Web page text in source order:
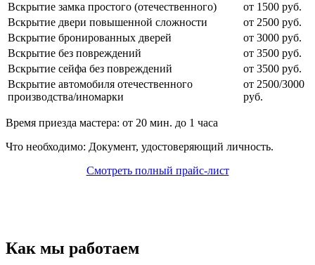
Вскрытие замка простого (отечественного)
от 1500 руб.
Вскрытие двери повышенной сложности
от 2500 руб.
Вскрытие бронированных дверей
от 3000 руб.
Вскрытие без повреждений
от 3500 руб.
Вскрытие сейфа без повреждений
от 3500 руб.
Вскрытие автомобиля отечественного
производства/иномарки
от 2500/3000
руб.
Время приезда мастера: от 20 мин. до 1 часа
Что необходимо: Документ, удостоверяющий личность.
Смотреть полный прайс-лист
Как мы работаем